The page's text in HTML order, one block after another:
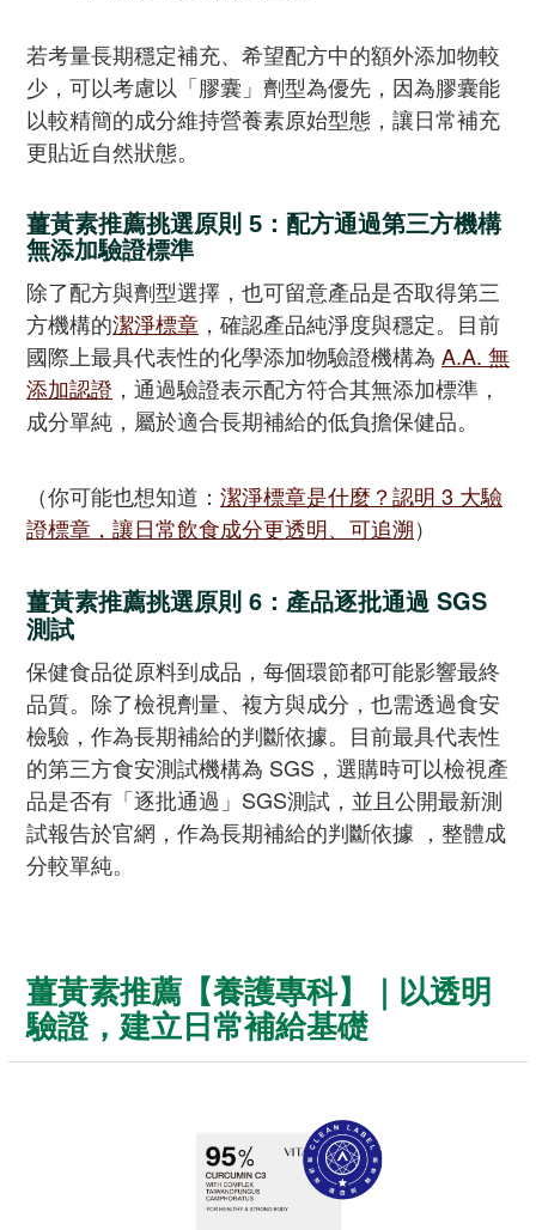
若考量長期穩定補充、希望配方中的額外添加物較
少，可以考慮以「膠囊」劑型為優先，因為膠囊能
以較精簡的成分維持營養素原始型態，讓日常補充
更貼近自然狀態。
薑黃素推薦挑選原則 5：配方通過第三方機構
無添加驗證標準
除了配方與劑型選擇，也可留意產品是否取得第三
方機構的潔淨標章 ，確認產品純淨度與穩定。目前
國際上最具代表性的化學添加物驗證機構為 A.A. 無
添加認證 ，通過驗證表示配方符合其無添加標準，
成分單純，屬於適合長期補給的低負擔保健品。
（你可能也想知道： 潔淨標章是什麼？認明 3 大驗
證標章，讓日常飲食成分更透明、可追溯）
薑黃素推薦挑選原則 6：產品逐批通過 SGS
測試
保健食品從原料到成品，每個環節都可能影響最終
品質。除了檢視劑量、複方與成分，也需透過食安
檢驗，作為長期補給的判斷依據。目前最具代表性
的第三方食安測試機構為 SGS，選購時可以檢視產
品是否有「逐批通過」SGS測試，並且公開最新測
試報告於官網，作為長期補給的判斷依據 ，整體成
分較單純。
薑黃素推薦【養護專科】｜以透明
驗證，建立日常補給基礎